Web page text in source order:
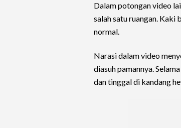
Dalam potongan video
salah satu ruangan.
normal.
Narasi dalam video
diasuh pamannya.
dan tinggal di kandang